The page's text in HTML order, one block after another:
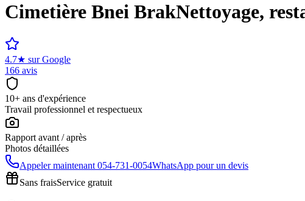
Cimetière Bnei BrakNettoyage,
4.7★ sur Google
166 avis
10+ ans d'expérience
Travail professionnel et respectueux
Rapport avant / après
Photos détaillées
Appeler maintenant 054-731-0054WhatsApp pour un devis
Sans fraisService gratuit